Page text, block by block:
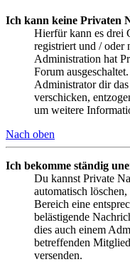
Ich kann keine Privaten
Hierfür kann es drei
registriert und / oder
Administration hat
Forum
Administrator dir
verschicken,
um weitere
Nach oben
Ich bekomme ständig
Du kannst Private
automatisch
Bereich eine
belästigende
dies auch einem
betreffenden
versenden.